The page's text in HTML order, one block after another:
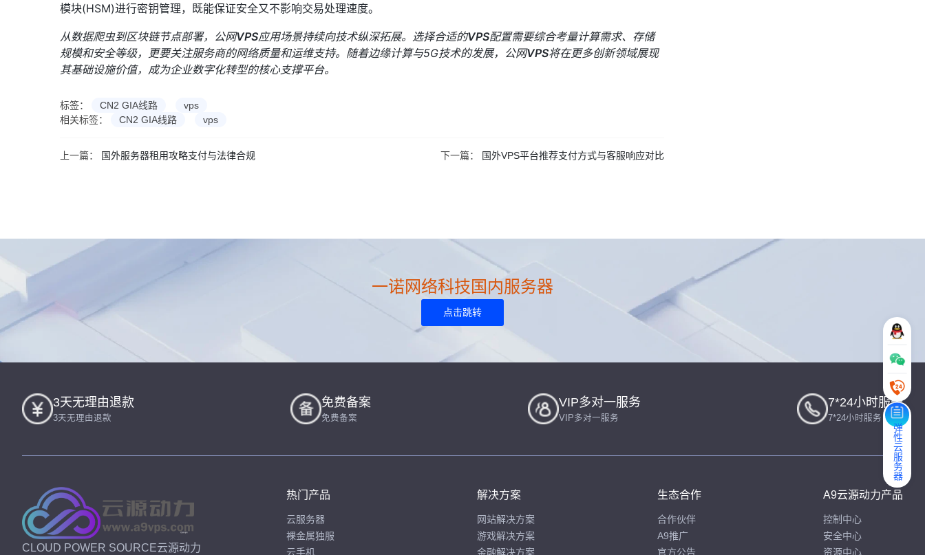
模块(HSM)进行密钥管理，既能保证安全又不影响交易处理速度。
从数据爬虫到区块链节点部署，公网VPS应用场景持续向技术纵深拓展。选择合适的VPS配置需要综合考量计算需求、存储
规模和安全等级，更要关注服务商的网络质量和运维支持。随着边缘计算与5G技术的发展，公网VPS将在更多创新领域展现
其基础设施价值，成为企业数字化转型的核心支撑平台。
标签： CN2 GIA线路
vps
相关标签：
CN2 GIA线路 vps
上一篇： 国外服务器租用攻略支付与法律合规 下一篇： 国外VPS平台推荐支付方式与客服响应对比
弹性云服务器
一诺网络科技国内服务器
点击跳转
3天无理由退款
3天无理由退款
免费备案
免费备案
VIP多对一服务
VIP多对一服务
7*24小时服务
7*24小时服务
CLOUD POWER SOURCE云源动力
热门产品
云服务器
裸金属独服
云手机
解决方案
网站解决方案
游戏解决方案
金融解决方案
生态合作
合作伙伴
A9推广
官方公告
A9云源动力产品
控制中心
安全中心
资源中心